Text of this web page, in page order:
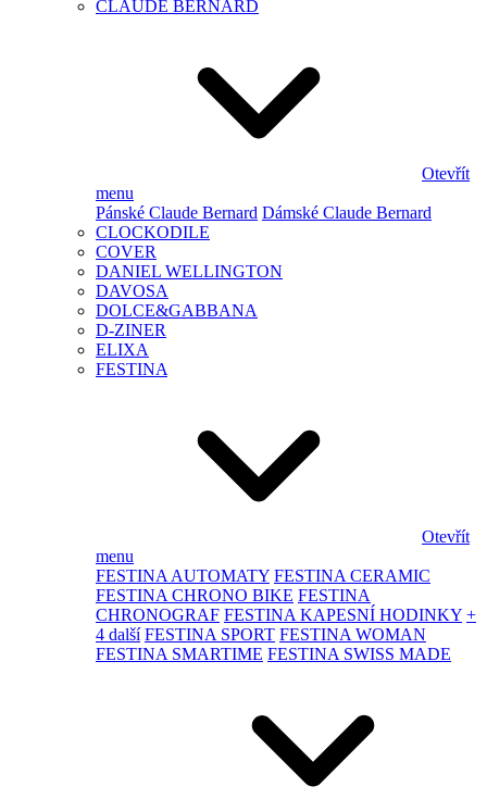
CLAUDE BERNARD
Otevřít
menu
Pánské Claude Bernard Dámské Claude Bernard
CLOCKODILE
COVER
DANIEL WELLINGTON
DAVOSA
DOLCE&GABBANA
D-ZINER
ELIXA
FESTINA
Otevřít
menu
FESTINA AUTOMATY FESTINA CERAMIC
FESTINA CHRONO BIKE FESTINA
CHRONOGRAF FESTINA KAPESNÍ HODINKY +
4 další FESTINA SPORT FESTINA WOMAN
FESTINA SMARTIME FESTINA SWISS MADE